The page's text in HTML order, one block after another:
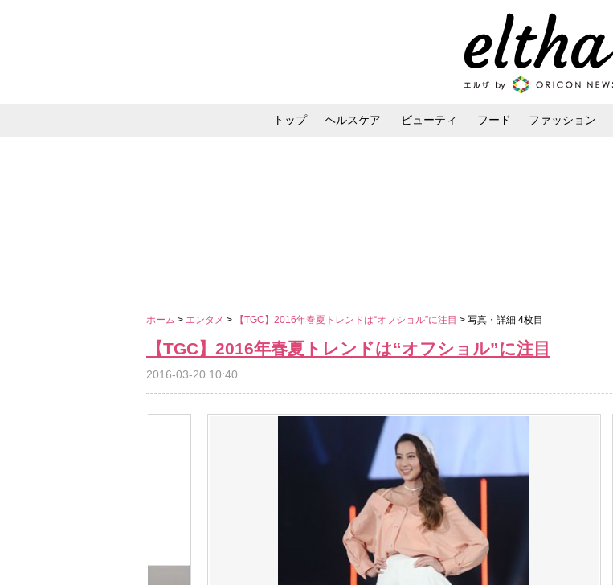
トップ ヘルスケア ビューティ フード ファッション
ホーム > エンタメ > 【TGC】2016年春夏トレンドは“オフショル”に注目 > 写真・詳細 4枚目
【TGC】2016年春夏トレンドは“オフショル”に注目
2016-03-20 10:40